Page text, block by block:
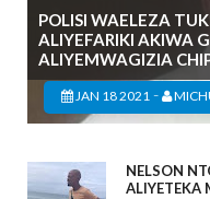
POLISI WAELEZA
ALIYEFARIKI AKIWA
ALIYEMWAGIZIA
JAN 18 2021 -
NELSON
ALIYETEKA